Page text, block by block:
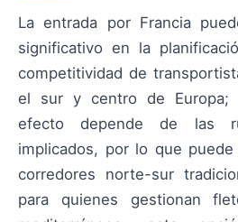
La entrada por Francia
significativo en la
competitividad de
el sur y centro de Europa;
efecto depende de las
implicados, por lo que
corredores norte-sur
para quienes gestionan